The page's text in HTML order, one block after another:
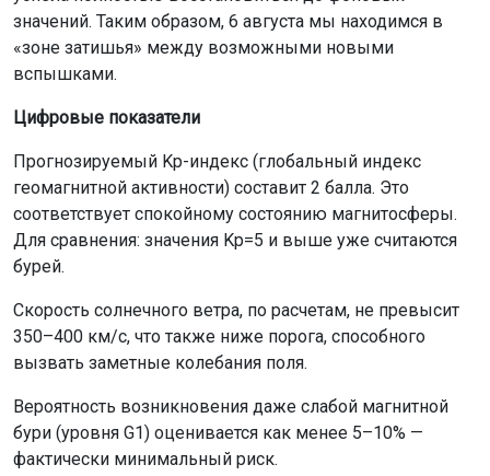
значений. Таким образом, 6 августа мы находимся в
«зоне затишья» между возможными новыми
вспышками.
Цифровые показатели
Прогнозируемый Kp-индекс (глобальный индекс
геомагнитной активности) составит 2 балла. Это
соответствует спокойному состоянию магнитосферы.
Для сравнения: значения Kp=5 и выше уже считаются
бурей.
Скорость солнечного ветра, по расчетам, не превысит
350–400 км/с, что также ниже порога, способного
вызвать заметные колебания поля.
Вероятность возникновения даже слабой магнитной
бури (уровня G1) оценивается как менее 5–10% —
фактически минимальный риск.